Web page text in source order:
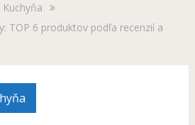
Kuchyňa
TOP 6 produktov podľa recenzií a